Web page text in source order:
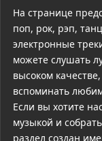
На странице
поп, рок, рэп,
электронные
можете слушать
высоком
вспоминать
Если вы хотите
музыкой и
раздел создан